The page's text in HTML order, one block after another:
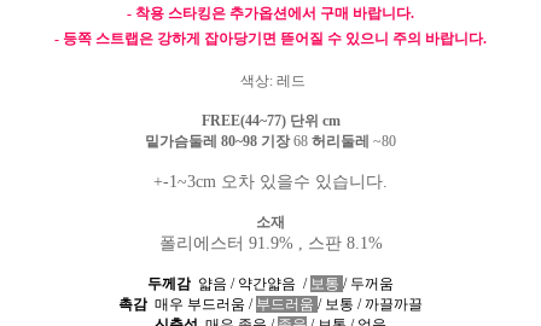
- 착용 스타킹은 추가옵션에서 구매 바랍니다.
- 등쪽 스트랩은 강하게 잡아당기면 뜯어질 수 있으니 주의 바랍니다.
색상: 레드
FREE(44~77) 단위 cm
밑가슴둘레 80~98 기장68 허리둘레 ~80
+-1~3cm 오차 있을수 있습니다.
소재
폴리에스터 91.9% , 스판 8.1%
두께감 얇음 / 약간얇음 / 보통 / 두꺼움
촉감 매우 부드러움 / 부드러움 / 보통 /까끌까끌